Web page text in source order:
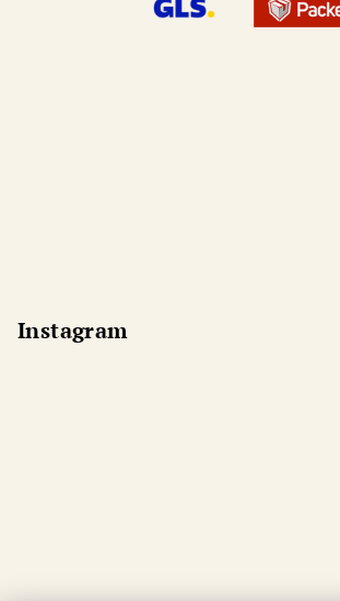
Instagram